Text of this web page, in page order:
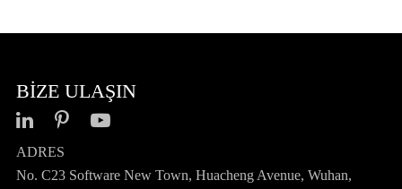
BIZE ULAŞIN
ADRES
No. C23 Software New Town, Huacheng Avenue, Wuhan,